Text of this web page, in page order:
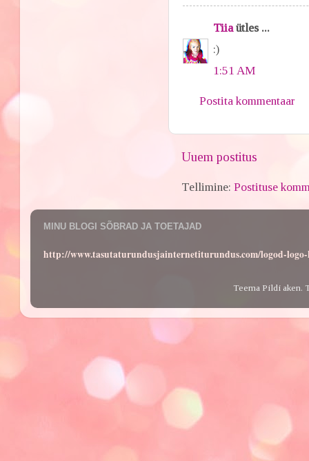
Tiiaütles ...
:)
1:51 AM
Postita kommentaar
Uuem postitus
Tellimine:Postituse
MINU BLOGI SÕBRAD JA TOETAJAD
http://www.tasutaturundusjainternetiturundus.com/logod-
Teema Pildi aken.